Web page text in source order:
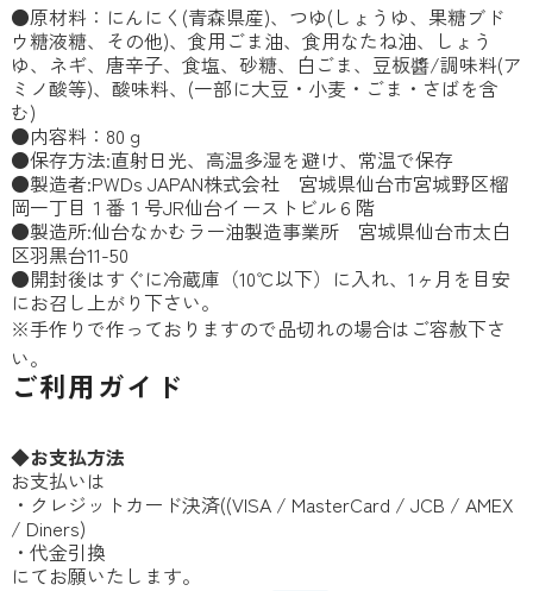
●原材料：にんにく(青森県産)、つゆ(しょうゆ、果糖ブド
ウ糖液糖、その他)、食用ごま油、食用なたね油、しょう
ゆ、ネギ、唐辛子、食塩、砂糖、白ごま、豆板醬/調味料(ア
ミノ酸等)、酸味料、(一部に大豆・小麦・ごま・さばを含
む)
●内容料：80ｇ
●保存方法:直射日光、高温多湿を避け、常温で保存
●製造者:PWDs JAPAN株式会社 宮城県仙台市宮城野区榴
岡一丁目１番１号JR仙台イーストビル６階
●製造所:仙台なかむラー油製造事業所 宮城県仙台市太白
区羽黒台11-50
●開封後はすぐに冷蔵庫（10℃以下）に入れ、1ヶ月を目安
にお召し上がり下さい。
※手作りで作っておりますので品切れの場合はご容赦下さ
い。
ご利用ガイド
◆お支払方法
お支払いは
・クレジットカード決済((VISA / MasterCard / JCB / AMEX
/ Diners)
・代金引換
にてお願いたします。